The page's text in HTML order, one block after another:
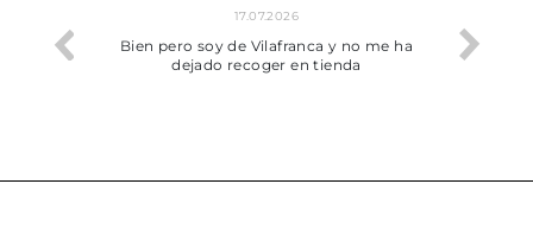
trobat
17.07.2026
Bien pero soy de Vilafranca y no me ha
dejado recoger en tienda